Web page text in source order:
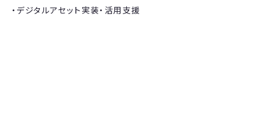
・デジタルアセット実装・活用支援